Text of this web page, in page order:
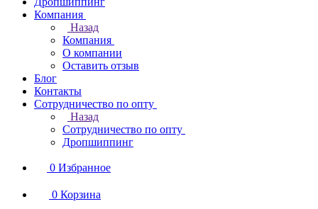
Компания
Назад
Компания
О компании
Оставить отзыв
Блог
Контакты
Сотрудничество по опту
Назад
Сотрудничество по опту
Дропшиппинг
0 Избранное
0 Корзина